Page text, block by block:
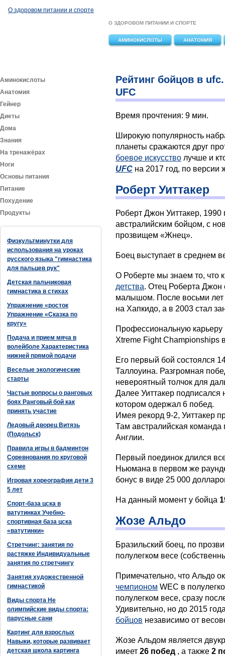
О здоровом питании и спорте
О ЗДОРОВОМ ПИТАНИИ И СПОРТЕ
АМИНОКИСЛОТЫ АНАТОМИЯ
Аминокислоты
Анатомия
Гейнер
Диеты
Дома
Знания
На тренажёрах
Ноги
Основы питания
Питание
Похудение
Продукты
Физкультминутки для
использования на уроках
русского языка "гимнастика
для пальцев рук"
Детская пальчиковая
гимнастика в стихах
Упражнение «росток
Упражнение «Сказка по
кругу»
Подача и прием мяча в
волейболе Характеристика
нижней прямой подачи
Веселые экологические
старты
Частые вопросы о ранговых
боях Ранговый бой как
принять участие
Ледовый дворец Витязь
(Подольск)
Правила игры в бадминтон
Соревнования по круговой
схеме
Игровая хореография дети 3
5 лет
Спорт-база цска в
ватутинках Учебно-
спортивная база цска
«ватутинки»
Стретчинг: занятия по
растяжке Индивидуальные
занятия по стретчингу
Занятия художественной
гимнастикой
Виды спорта Не
олимпийские виды спорта:
парусные сани
Картинг для взрослых
Навыки, которые развивает
детская школа картинга
Рейтинг бойцов в
UFC
Время прочтения: 9 мин.
Широкую популярность
планеты сражаются друг
боевое искусство лучше и
UFC на 2017 год, по версии
Роберт Уиттакер
Роберт Джон Уиттакер,
австралийским бойцом, с
прозвищем «Жнец».
Боец выступает в среднем
О Роберте мы знаем то, что
детства. Отец Роберта Джон
малышом. После восьми лет
на Хапкидо, а в 2003 стал
Профессиональную
Xtreme Fight Championships
Его первый бой состоялся
Таллоуина. Разгромная
невероятный толчок для
Далее Уиттакер
котором одержал 6 побед.
Имея рекорд 9-2, Уиттакер
Там австралийская
Англии.
Первый поединок длился
Ньюмана в первом же
бонус в виде 25 000
На данный момент у бойца
Жозе Альдо
Бразильский боец, по
полулегком весе
Примечательно, что Альдо
чемпионом WEC в
полулегком весе, сразу
Удивительно, но до 2015
бойцов независимо от
Жозе Альдом является
имеет 26 побед , а также 2